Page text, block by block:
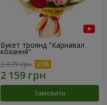
Букет троянд "Карнавал
кохання"
2 879 грн
Замовити